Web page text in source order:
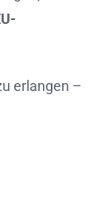
erlangen –